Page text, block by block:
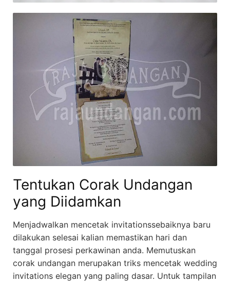
Tentukan Corak Undangan
yang Diidamkan
Menjadwalkan mencetak invitationssebaiknya baru
dilakukan selesai kalian memastikan hari dan
tanggal prosesi perkawinan anda. Memutuskan
corak undangan merupakan triks mencetak wedding
invitations elegan yang paling dasar. Untuk tampilan